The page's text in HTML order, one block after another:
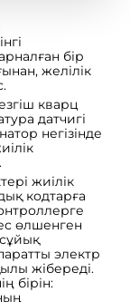
бір
желілік
кварц
датчигі
негізінде
жиілік
кодтарға
өлшенген
электр
жібереді.
бірін: